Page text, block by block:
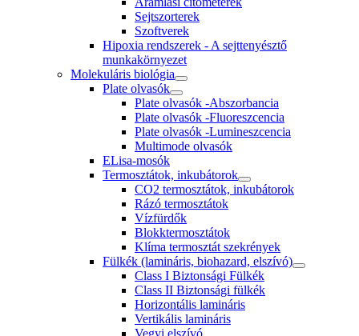
Sejtszorterek
Szoftverek
Hipoxia rendszerek - A sejttenyésztő
munkakörnyezet
Molekuláris biológia
Plate olvasók
Plate olvasók -Abszorbancia
Plate olvasók -Fluoreszcencia
Plate olvasók -Lumineszcencia
Multimode olvasók
ELisa-mosók
Termosztátok, inkubátorok
CO2 termosztátok, inkubátorok
Rázó termosztátok
Vízfürdők
Blokktermosztátok
Klíma termosztát szekrények
Fülkék (lamináris, biohazard, elszívó)
Class I Biztonsági Fülkék
Class II Biztonsági fülkék
Horizontális lamináris
Vertikális lamináris
Vegyi elszívó